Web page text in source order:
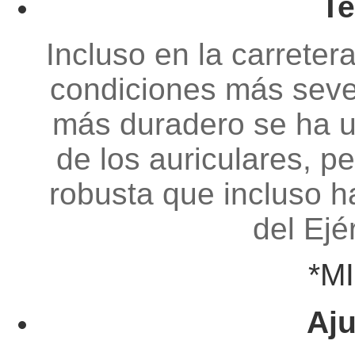
Incluso en la
condiciones más
más duradero se ha
de los auriculares,
robusta que incluso
del